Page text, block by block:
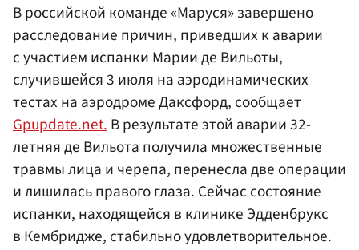
В российской команде «Маруся» завершено
расследование причин, приведших к аварии
с участием испанки Марии де Вильоты,
случившейся 3 июля на аэродинамических
тестах на аэродроме Даксфорд, сообщает
Gpupdate.net.В результате этой аварии 32-
летняя де Вильота получила множественные
травмы лица и черепа, перенесла две операции
и лишилась правого глаза. Сейчас состояние
испанки, находящейся в клинике Эдденбрукс
в Кембридже, стабильно удовлетворительное.